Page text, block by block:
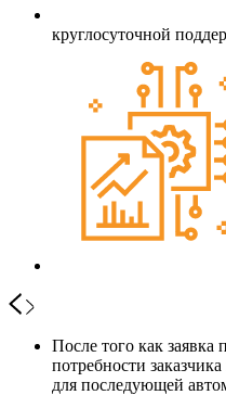
круглосуточной
После того как заявка
потребности
для последующей